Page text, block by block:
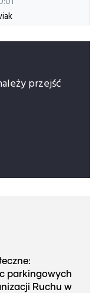
przejść
parkingowych
Ruchu w